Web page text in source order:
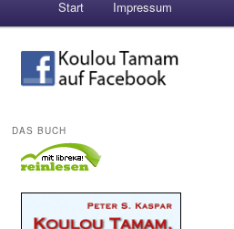
Zum Inhalt wechseln
Zum sekundären Inhalt
Start Impressum
DAS BUCH